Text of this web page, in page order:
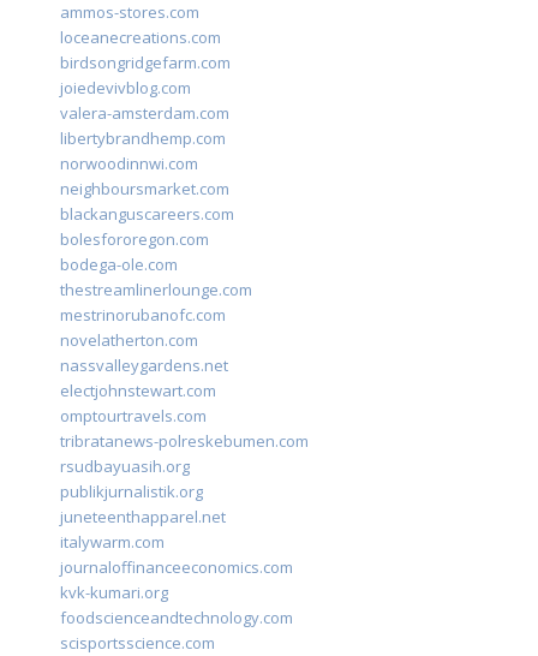
ammos-stores.com
loceanecreations.com
birdsongridgefarm.com
joiedevivblog.com
valera-amsterdam.com
libertybrandhemp.com
norwoodinnwi.com
neighboursmarket.com
blackanguscareers.com
bolesfororegon.com
bodega-ole.com
thestreamlinerlounge.com
mestrinorubanofc.com
novelatherton.com
nassvalleygardens.net
electjohnstewart.com
omptourtravels.com
tribratanews-polreskebumen.com
rsudbayuasih.org
publikjurnalistik.org
juneteenthapparel.net
italywarm.com
journaloffinanceeconomics.com
kvk-kumari.org
foodscienceandtechnology.com
scisportsscience.com